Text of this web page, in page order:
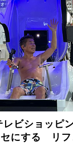
レビショッピ
セにする リ